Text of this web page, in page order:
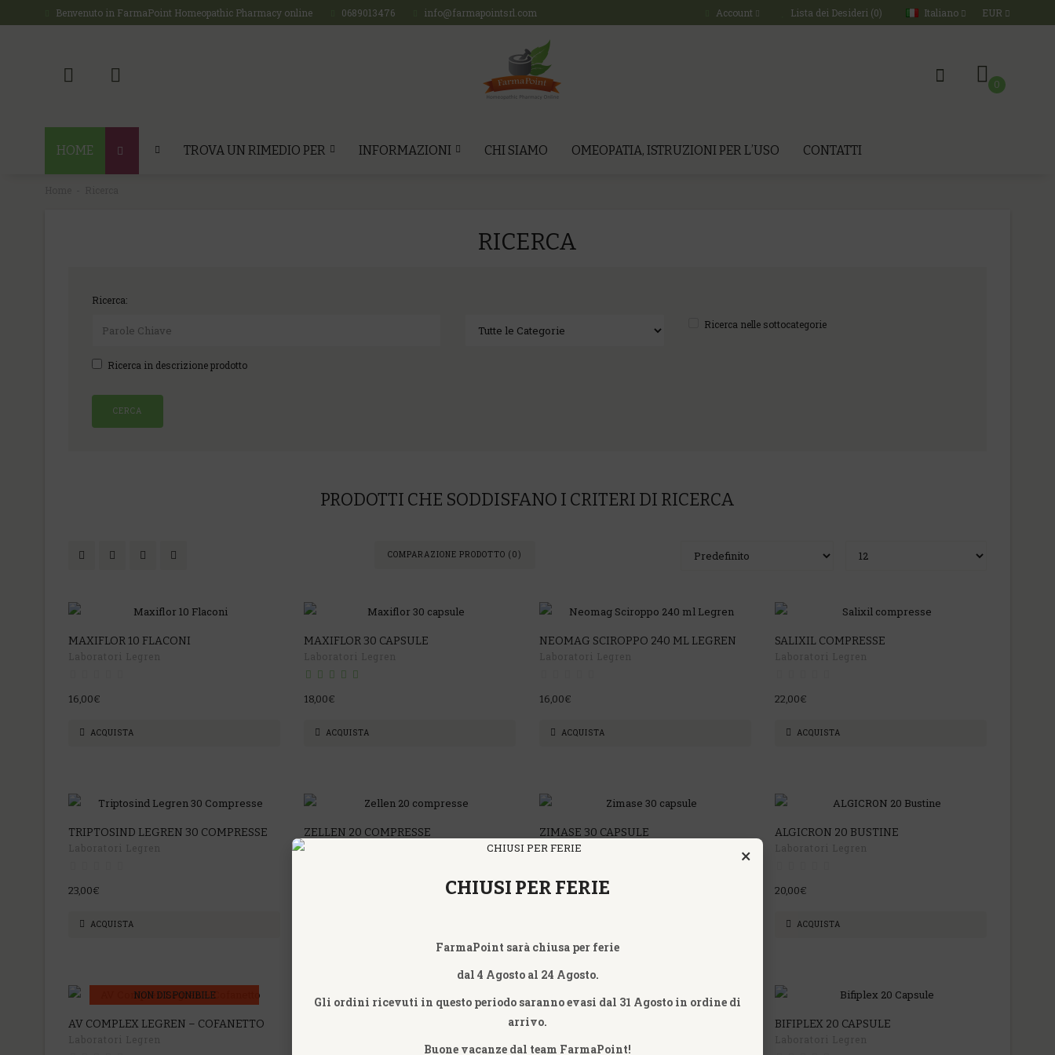
Benvenuto in FarmaPoint Homeopathic Pharmacy online 0689013476 info@farmapointsrl.com EUR
Italiano
Account Lista dei Desideri (0)
0
HOME TROVA UN RIMEDIO PER INFORMAZIONI CHI SIAMO OMEOPATIA, ISTRUZIONI PER L’USO CONTATTI
RICERCA
Ricerca:
Ricerca nelle sottocategorie
Ricerca in descrizione prodotto
PRODOTTI CHE SODDISFANO I CRITERI DI RICERCA
COMPARAZIONE PRODOTTO (0)
MAXIFLOR 10 FLACONI
16,00€
ACQUISTA
MAXIFLOR 30 CAPSULE
18,00€
ACQUISTA
NEOMAG SCIROPPO 240 ML LEGREN
16,00€
ACQUISTA
SALIXIL COMPRESSE
22,00€
ACQUISTA
TRIPTOSIND LEGREN 30 COMPRESSE
23,00€
ACQUISTA
ZELLEN 20 COMPRESSE
Laboratori Legren
ZIMASE 30 CAPSULE
Laboratori Legren
19,60€
ALGICRON 20 BUSTINE
20,00€
ACQUISTA
NON DISPONIBILE
AV COMPLEX LEGREN – COFANETTO
AV CONFIDENTIA 2 TUBI GRANULI
AV VALETUDO LEGREN BIFIPLEX 20 CAPSULE
×
CHIUSI PER FERIE
FarmaPoint sarà chiusa per ferie
dal 4 Agosto al 24 Agosto.
Gli ordini ricevuti in questo periodo saranno evasi dal 31 Agosto in ordine di
arrivo.
Buone vacanze dal team FarmaPoint!